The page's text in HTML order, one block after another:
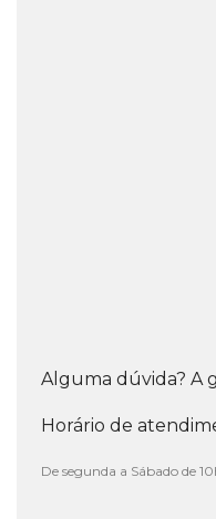
Alguma dúvida? A
Horário de
De segunda a Sábado de